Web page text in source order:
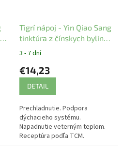
Tigrí nápoj - Yin Qiao Sang
tinktúra z čínskych bylín
YaoMedica
3 - 7 dní
€14,23
DETAIL
Prechladnutie. Podpora
dýchacieho systému.
Napadnutie veterným teplom.
Receptúra podľa TCM.